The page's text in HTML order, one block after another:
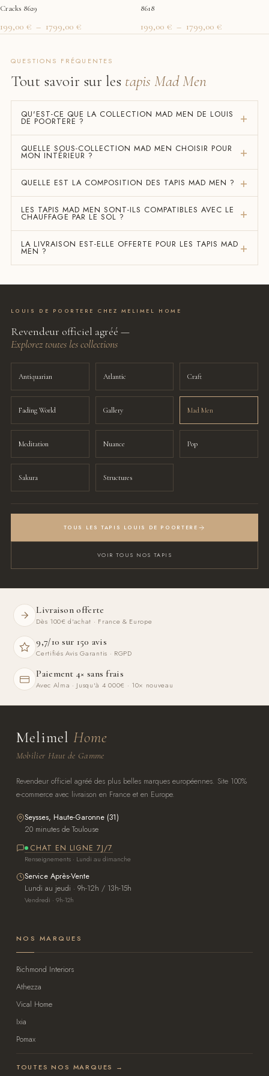
Cracks 8629
199,00 € – 1799,00 €
8618
199,00 € – 1799,00 €
QUESTIONS FRÉQUENTES
Tout savoir sur les tapis Mad Men
QU'EST-CE QUE LA COLLECTION MAD MEN DE LOUIS
DE POORTERE ?
QUELLE SOUS-COLLECTION MAD MEN CHOISIR POUR
MON INTÉRIEUR ?
QUELLE EST LA COMPOSITION DES TAPIS MAD MEN ?
LES TAPIS MAD MEN SONT-ILS COMPATIBLES AVEC LE
CHAUFFAGE PAR LE SOL ?
LA LIVRAISON EST-ELLE OFFERTE POUR LES TAPIS MAD
MEN ?
LOUIS DE POORTERE CHEZ MELIMEL HOME
Revendeur officiel agréé —
Explorez toutes les collections
Antiquarian Atlantic Craft
Fading World Gallery Mad Men
Meditation Nuance Pop
Sakura Structures
TOUS LES TAPIS LOUIS DE POORTERE
VOIR TOUS NOS TAPIS
Livraison offerte
Dès 100€ d'achat · France & Europe
9,7/10 sur 150 avis
Certifiés Avis Garantis · RGPD
Paiement 4× sans frais
Avec Alma · Jusqu'à 4 000€ · 10× nouveau
Melimel Home
Mobilier Haut de Gamme
Revendeur officiel agréé des plus belles marques européennes. Site 100%
e-commerce avec livraison en France et en Europe.
Seysses, Haute-Garonne (31)
20 minutes de Toulouse
CHAT EN LIGNE 7J/7
Renseignements · Lundi au dimanche
Service Après-Vente
Lundi au jeudi · 9h-12h / 13h-15h
Vendredi · 9h-12h
NOS MARQUES
Richmond Interiors
Athezza
Vical Home
Ixia
Pomax
TOUTES NOS MARQUES →